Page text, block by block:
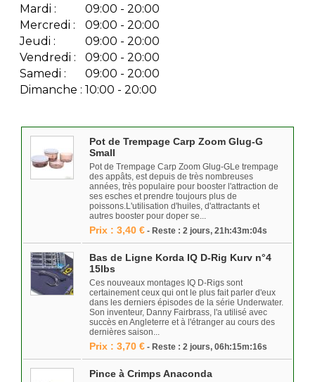
Mardi :
09:00 - 20:00
Mercredi :
09:00 - 20:00
Jeudi :
09:00 - 20:00
Vendredi :
09:00 - 20:00
Samedi :
09:00 - 20:00
Dimanche : 10:00 - 20:00
Pot de Trempage Carp Zoom Glug-G
Small
Pot de Trempage Carp Zoom Glug-GLe trempage
des appâts, est depuis de très nombreuses
années, très populaire pour booster l'attraction de
ses esches et prendre toujours plus de
poissons.L'utilisation d'huiles, d'attractants et
autres booster pour doper se...
Prix : 3,40 € - Reste : 2 jours, 21h:43m:04s
Bas de Ligne Korda IQ D-Rig Kurv n°4
15lbs
Ces nouveaux montages IQ D-Rigs sont
certainement ceux qui ont le plus fait parler d'eux
dans les derniers épisodes de la série Underwater.
Son inventeur, Danny Fairbrass, l'a utilisé avec
succès en Angleterre et à l'étranger au cours des
dernières saison...
Prix : 3,70 € - Reste : 2 jours, 06h:15m:16s
Pince à Crimps Anaconda